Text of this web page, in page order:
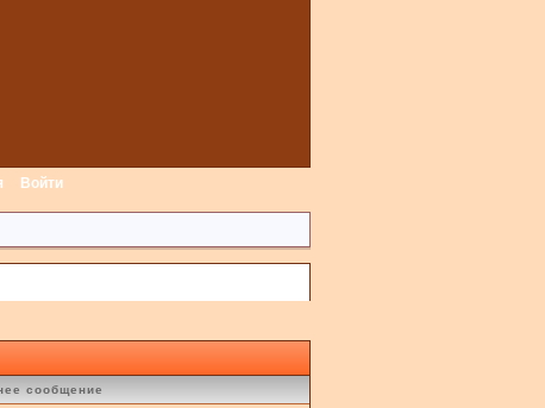
Войти
сообщение